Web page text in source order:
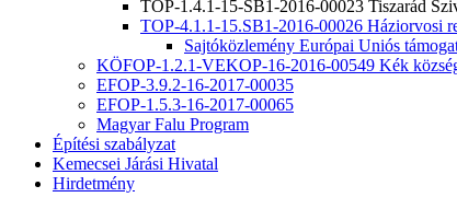
TOP-1.4.1-15-SB1-2016-00023 Tiszarád
TOP-4.1.1-15.SB1-2016-00026 Háziorvosi
Sajtóközlemény Európai Uniós
KÖFOP-1.2.1-VEKOP-16-2016-00549 Kék
EFOP-3.9.2-16-2017-00035
EFOP-1.5.3-16-2017-00065
Magyar Falu Program
Építési szabályzat
Kemecsei Járási Hivatal
Hirdetmény